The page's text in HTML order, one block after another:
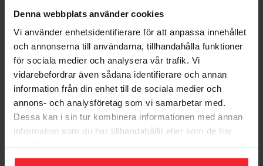
Denna webbplats använder cookies
Vi använder enhetsidentifierare för att anpassa innehållet
och annonserna till användarna, tillhandahålla funktioner
för sociala medier och analysera vår trafik. Vi
vidarebefordrar även sådana identifierare och annan
information från din enhet till de sociala medier och
annons- och analysföretag som vi samarbetar med.
Dessa kan i sin tur kombinera informationen med annan
information som du har tillhandahållit eller som de har
Ladestik USB A+C
Schuco 3A IP20
Aluminium Elko
7020160745101
2.030 DKK
Ladestik USB A+C
Schuco 3A IP20 Bjerg
Hvid Elko
7020160745002
944DKK